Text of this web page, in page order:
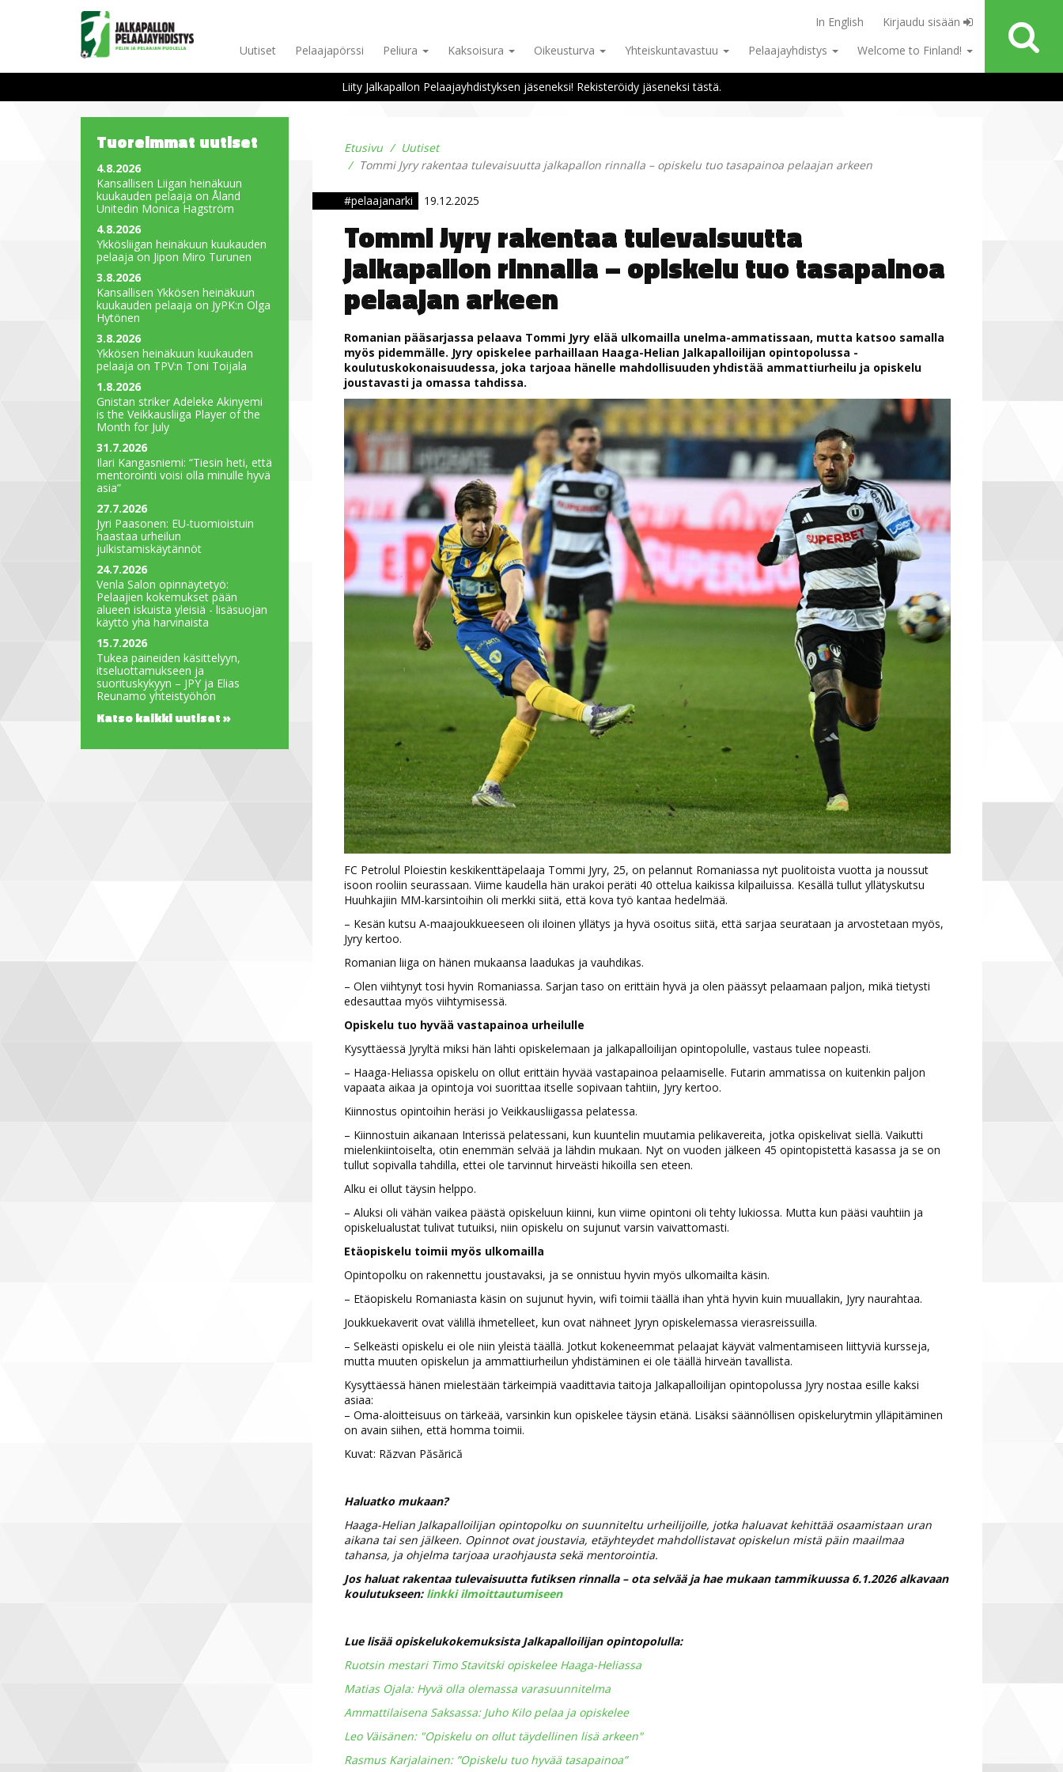
In English
Kirjaudu sisään
Uutiset
Pelaajapörssi Peliura Kaksoisura Oikeusturva Yhteiskuntavastuu Pelaajayhdistys Welcome to Finland!
Liity Jalkapallon Pelaajayhdistyksen jäseneksi! Rekisteröidy jäseneksi tästä.
Etusivu
Uutiset
Tommi Jyry rakentaa tulevaisuutta jalkapallon rinnalla – opiskelu tuo tasapainoa pelaajan arkeen
#pelaajanarki 19.12.2025
Tommi Jyry rakentaa tulevaisuutta
jalkapallon rinnalla – opiskelu tuo tasapainoa
pelaajan arkeen
Romanian pääsarjassa pelaava Tommi Jyry elää ulkomailla unelma-ammatissaan, mutta katsoo samalla
myös pidemmälle. Jyry opiskelee parhaillaan Haaga-Helian Jalkapalloilijan opintopolussa -
koulutuskokonaisuudessa, joka tarjoaa hänelle mahdollisuuden yhdistää ammattiurheilu ja opiskelu
joustavasti ja omassa tahdissa.
FC Petrolul Ploiestin keskikenttäpelaaja Tommi Jyry, 25, on pelannut Romaniassa nyt puolitoista vuotta ja noussut
isoon rooliin seurassaan. Viime kaudella hän urakoi peräti 40 ottelua kaikissa kilpailuissa. Kesällä tullut yllätyskutsu
Huuhkajiin MM-karsintoihin oli merkki siitä, että kova työ kantaa hedelmää.
– Kesän kutsu A-maajoukkueeseen oli iloinen yllätys ja hyvä osoitus siitä, että sarjaa seurataan ja arvostetaan myös,
Jyry kertoo.
Romanian liiga on hänen mukaansa laadukas ja vauhdikas.
– Olen viihtynyt tosi hyvin Romaniassa. Sarjan taso on erittäin hyvä ja olen päässyt pelaamaan paljon, mikä tietysti
edesauttaa myös viihtymisessä.
Opiskelu tuo hyvää vastapainoa urheilulle
Kysyttäessä Jyryltä miksi hän lähti opiskelemaan ja jalkapalloilijan opintopolulle, vastaus tulee nopeasti.
– Haaga-Heliassa opiskelu on ollut erittäin hyvää vastapainoa pelaamiselle. Futarin ammatissa on kuitenkin paljon
vapaata aikaa ja opintoja voi suorittaa itselle sopivaan tahtiin, Jyry kertoo.
Kiinnostus opintoihin heräsi jo Veikkausliigassa pelatessa.
– Kiinnostuin aikanaan Interissä pelatessani, kun kuuntelin muutamia pelikavereita, jotka opiskelivat siellä. Vaikutti
mielenkiintoiselta, otin enemmän selvää ja lähdin mukaan. Nyt on vuoden jälkeen 45 opintopistettä kasassa ja se on
tullut sopivalla tahdilla, ettei ole tarvinnut hirveästi hikoilla sen eteen.
Alku ei ollut täysin helppo.
– Aluksi oli vähän vaikea päästä opiskeluun kiinni, kun viime opintoni oli tehty lukiossa. Mutta kun pääsi vauhtiin ja
opiskelualustat tulivat tutuiksi, niin opiskelu on sujunut varsin vaivattomasti.
Etäopiskelu toimii myös ulkomailla
Opintopolku on rakennettu joustavaksi, ja se onnistuu hyvin myös ulkomailta käsin.
– Etäopiskelu Romaniasta käsin on sujunut hyvin, wifi toimii täällä ihan yhtä hyvin kuin muuallakin, Jyry naurahtaa.
Joukkuekaverit ovat välillä ihmetelleet, kun ovat nähneet Jyryn opiskelemassa vierasreissuilla.
– Selkeästi opiskelu ei ole niin yleistä täällä. Jotkut kokeneemmat pelaajat käyvät valmentamiseen liittyviä kursseja,
mutta muuten opiskelun ja ammattiurheilun yhdistäminen ei ole täällä hirveän tavallista.
Kysyttäessä hänen mielestään tärkeimpiä vaadittavia taitoja Jalkapalloilijan opintopolussa Jyry nostaa esille kaksi
asiaa:
– Oma-aloitteisuus on tärkeää, varsinkin kun opiskelee täysin etänä. Lisäksi säännöllisen opiskelurytmin ylläpitäminen
on avain siihen, että homma toimii.
Kuvat: Răzvan Păsărică
Haluatko mukaan?
Haaga-Helian Jalkapalloilijan opintopolku on suunniteltu urheilijoille, jotka haluavat kehittää osaamistaan uran
aikana tai sen jälkeen. Opinnot ovat joustavia, etäyhteydet mahdollistavat opiskelun mistä päin maailmaa
tahansa, ja ohjelma tarjoaa uraohjausta sekä mentorointia.
Jos haluat rakentaa tulevaisuutta futiksen rinnalla – ota selvää ja hae mukaan tammikuussa 6.1.2026 alkavaan
koulutukseen: linkki ilmoittautumiseen
Lue lisää opiskelukokemuksista Jalkapalloilijan opintopolulla:
Ruotsin mestari Timo Stavitski opiskelee Haaga-Heliassa
Matias Ojala: Hyvä olla olemassa varasuunnitelma
Ammattilaisena Saksassa: Juho Kilo pelaa ja opiskelee
Leo Väisänen: "Opiskelu on ollut täydellinen lisä arkeen"
Rasmus Karjalainen: ”Opiskelu tuo hyvää tasapainoa”
Tuoreimmat uutiset
4.8.2026
Kansallisen Liigan heinäkuun
kuukauden pelaaja on Åland
Unitedin Monica Hagström
4.8.2026
Ykkösliigan heinäkuun kuukauden
pelaaja on Jipon Miro Turunen
3.8.2026
Kansallisen Ykkösen heinäkuun
kuukauden pelaaja on JyPK:n Olga
Hytönen
3.8.2026
Ykkösen heinäkuun kuukauden
pelaaja on TPV:n Toni Toijala
1.8.2026
Gnistan striker Adeleke Akinyemi
is the Veikkausliiga Player of the
Month for July
31.7.2026
Ilari Kangasniemi: “Tiesin heti, että
mentorointi voisi olla minulle hyvä
asia”
27.7.2026
Jyri Paasonen: EU-tuomioistuin
haastaa urheilun
julkistamiskäytännöt
24.7.2026
Venla Salon opinnäytetyö:
Pelaajien kokemukset pään
alueen iskuista yleisiä - lisäsuojan
käyttö yhä harvinaista
15.7.2026
Tukea paineiden käsittelyyn,
itseluottamukseen ja
suorituskykyyn – JPY ja Elias
Reunamo yhteistyöhön
Katso kaikki uutiset »